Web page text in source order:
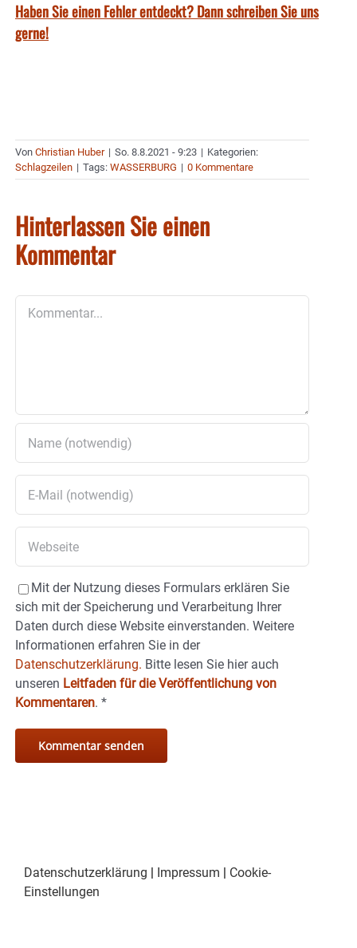
Haben Sie einen Fehler entdeckt? Dann schreiben Sie uns
gerne!
Von Christian Huber | So. 8.8.2021 - 9:23 | Kategorien:
Schlagzeilen | Tags: WASSERBURG | 0 Kommentare
Hinterlassen Sie einen
Kommentar
Mit der Nutzung dieses Formulars erklären Sie
sich mit der Speicherung und Verarbeitung Ihrer
Daten durch diese Website einverstanden. Weitere
Informationen erfahren Sie in der
Datenschutzerklärung. Bitte lesen Sie hier auch
unseren Leitfaden für die Veröffentlichung von
Kommentaren. *
Datenschutzerklärung Impressum
Cookie-
Einstellungen